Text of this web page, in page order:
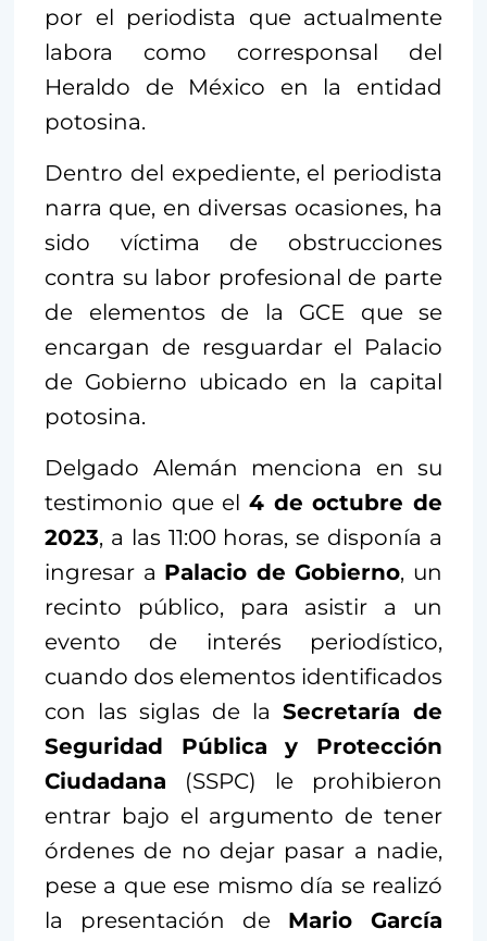
por el periodista que actualmente
labora como corresponsal del
Heraldo de México en la entidad
potosina.
Dentro del expediente, el periodista
narra que, en diversas ocasiones, ha
sido víctima de obstrucciones
contra su labor profesional de parte
de elementos de la GCE que se
encargan de resguardar el Palacio
de Gobierno ubicado en la capital
potosina.
Delgado Alemán menciona en su
testimonio que el 4 de octubre de
2023, a las 11:00 horas, se disponía a
ingresar a Palacio de Gobierno, un
recinto público, para asistir a un
evento de interés periodístico,
cuando dos elementos identificados
con las siglas de la Secretaría de
Seguridad Pública y Protección
Ciudadana (SSPC) le prohibieron
entrar bajo el argumento de tener
órdenes de no dejar pasar a nadie,
pese a que ese mismo día se realizó
la presentación de Mario García